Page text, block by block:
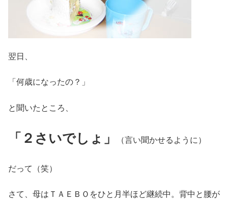
翌日、
「何歳になったの？」
と聞いたところ、
「２さいでしょ」 （言い聞かせるように）
だって（笑）
さて、母はＴＡＥＢＯをひと月半ほど継続中。背中と腰が